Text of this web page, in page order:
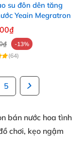
su đôn dên tăng
Yeain Megratron
-13%
(64)
5
bán nước hoa tình
chơi, kẹo ngậm